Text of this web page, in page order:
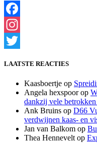
Facebook
Instagram
LAATSTE REACTIES
Kaasboertje op
Angela hexspoorop
dankzij vele
Ank Bruins op D66
verdwijnen kaas- en
Jan van Balkom op
Thea Henneveltop